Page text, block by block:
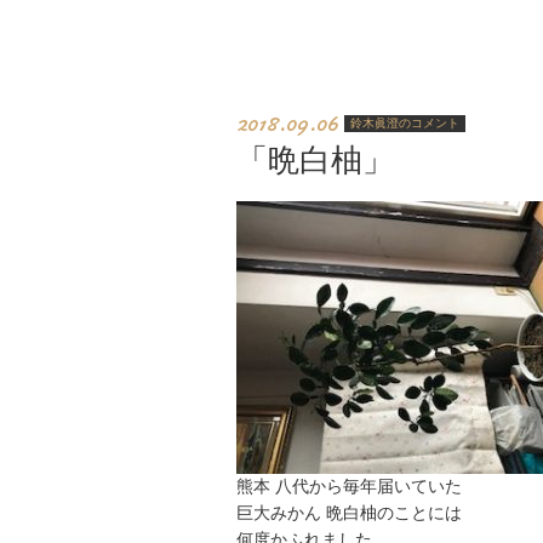
2018.09.06 鈴木眞澄のコメント
「晩白柚」
熊本 八代から毎年届いていた
巨大みかん 晩白柚のことには